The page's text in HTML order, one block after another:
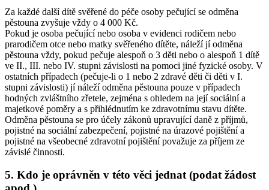
Za každé další dítě svěřené do péče osoby pečující se odměna
pěstouna zvyšuje vždy o 4 000 Kč.
Pokud je osoba pečující nebo osoba v evidenci rodičem nebo
prarodičem otce nebo matky svěřeného dítěte, náleží jí odměna
pěstouna vždy, pokud pečuje alespoň o 3 děti nebo o alespoň 1 dítě
ve II., III. nebo IV. stupni závislosti na pomoci jiné fyzické osoby. V
ostatních případech (pečuje-li o 1 nebo 2 zdravé děti či děti v I.
stupni závislosti) jí náleží odměna pěstouna pouze v případech
hodných zvláštního zřetele, zejména s ohledem na její sociální a
majetkové poměry a s přihlédnutím ke zdravotnímu stavu dítěte.
Odměna pěstouna se pro účely zákonů upravující daně z příjmů,
pojistné na sociální zabezpečení, pojistné na úrazové pojištění a
pojistné na všeobecné zdravotní pojištění považuje za příjem ze
závislé činnosti.
5. Kdo je oprávněn v této věci jednat (podat žádost